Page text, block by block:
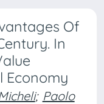
Of
In
Economy
; Paolo